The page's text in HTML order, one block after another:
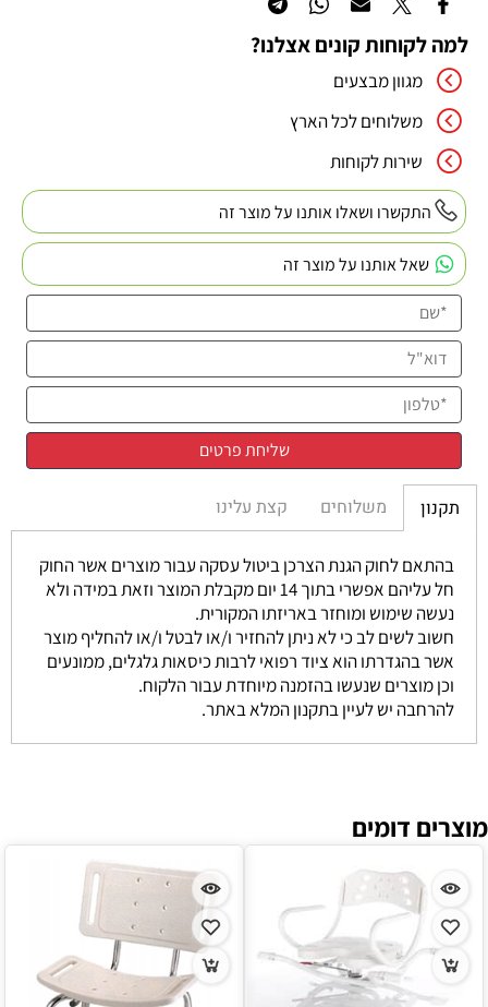
למה לקוחות קונים אצלנו?
מגוון מבצעים
משלוחים לכל הארץ
שירות לקוחות
התקשרו ושאלו אותנו על מוצר זה
שאל אותנו על מוצר זה
תקנון משלוחים קצת עלינו
בהתאם לחוק הגנת הצרכן ביטול עסקה עבור מוצרים אשר החוק
חל עליהם אפשרי בתוך 14 יום מקבלת המוצר וזאת במידה ולא
נעשה שימוש ומוחזר באריזתו המקורית.
חשוב לשים לב כי לא ניתן להחזיר ו/או לבטל ו/או להחליף מוצר
אשר בהגדרתו הוא ציוד רפואי לרבות כיסאות גלגלים, ממונעים
וכן מוצרים שנעשו בהזמנה מיוחדת עבור הלקוח.
להרחבה יש לעיין בתקנון המלא באתר.
מוצרים דומים